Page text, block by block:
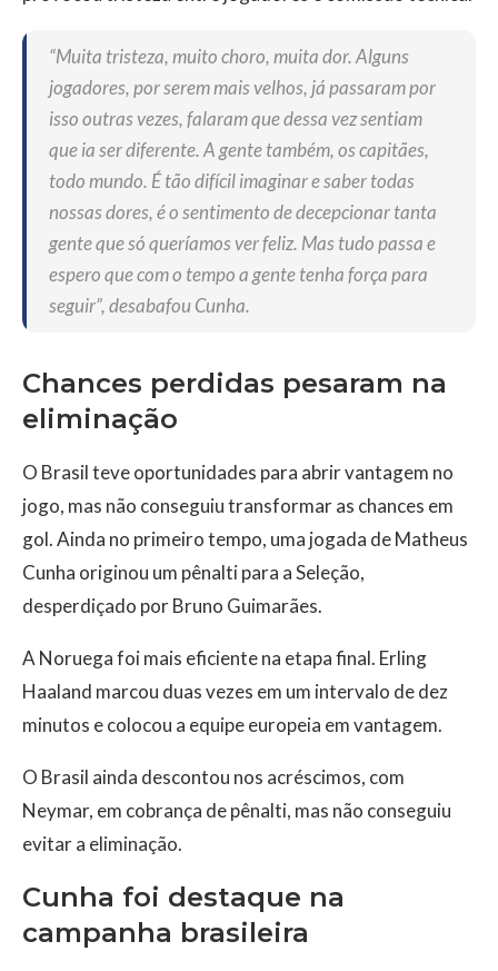
“Muita tristeza, muito choro, muita dor. Alguns
jogadores, por serem mais velhos, já passaram por
isso outras vezes, falaram que dessa vez sentiam
que ia ser diferente. A gente também, os capitães,
todo mundo. É tão difícil imaginar e saber todas
nossas dores, é o sentimento de decepcionar tanta
gente que só queríamos ver feliz. Mas tudo passa e
espero que com o tempo a gente tenha força para
seguir”, desabafou Cunha.
Chances perdidas pesaram na
eliminação
O Brasil teve oportunidades para abrir vantagem no
jogo, mas não conseguiu transformar as chances em
gol. Ainda no primeiro tempo, uma jogada de Matheus
Cunha originou um pênalti para a Seleção,
desperdiçado por Bruno Guimarães.
A Noruega foi mais eficiente na etapa final. Erling
Haaland marcou duas vezes em um intervalo de dez
minutos e colocou a equipe europeia em vantagem.
O Brasil ainda descontou nos acréscimos, com
Neymar, em cobrança de pênalti, mas não conseguiu
evitar a eliminação.
Cunha foi destaque na
campanha brasileira